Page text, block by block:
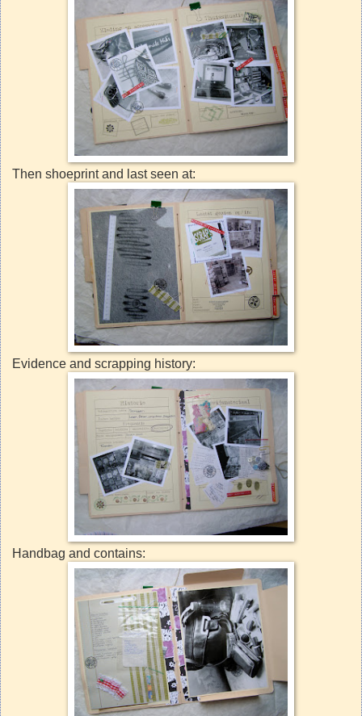
Then shoeprint and last seen at:
Evidence and scrapping history:
Handbag and contains: